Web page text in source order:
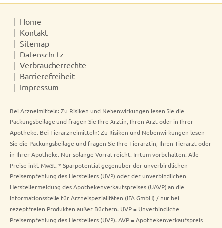
Home
Kontakt
Sitemap
Datenschutz
Verbraucherrechte
Barrierefreiheit
Impressum
Bei Arzneimitteln: Zu Risiken und Nebenwirkungen lesen Sie die
Packungsbeilage und fragen Sie Ihre Ärztin, Ihren Arzt oder in Ihrer
Apotheke. Bei Tierarzneimitteln: Zu Risiken und Nebenwirkungen lesen
Sie die Packungsbeilage und fragen Sie Ihre Tierärztin, Ihren Tierarzt oder
in Ihrer Apotheke. Nur solange Vorrat reicht. Irrtum vorbehalten. Alle
Preise inkl. MwSt. * Sparpotential gegenüber der unverbindlichen
Preisempfehlung des Herstellers (UVP) oder der unverbindlichen
Herstellermeldung des Apothekenverkaufspreises (UAVP) an die
Informationsstelle für Arzneispezialitäten (IFA GmbH) / nur bei
rezeptfreien Produkten außer Büchern. UVP = Unverbindliche
Preisempfehlung des Herstellers (UVP). AVP = Apothekenverkaufspreis